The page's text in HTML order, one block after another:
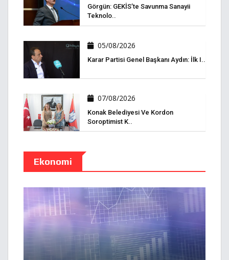
Görgün: GEKİS’te Savunma Sanayii
Teknolo..
05/08/2026
Karar Partisi Genel Başkanı Aydın: İlk I..
07/08/2026
Konak Belediyesi Ve Kordon
Soroptimist K..
Ekonomi